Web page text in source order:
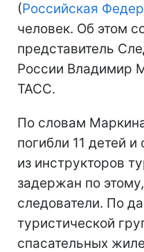
(Российская
человек. Об этом
представитель
России Владимир
ТАСС.
По словам
погибли 11 детей
из инструкторов
задержан по
следователи. По
туристической
спасательных